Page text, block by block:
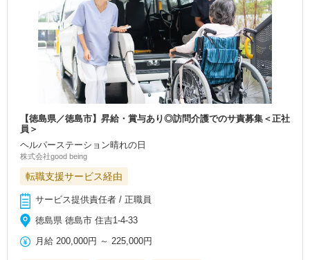
【徳島県／徳島市】昇給・賞与あり◎訪問介護でのサ責募集＜正社
員＞
ヘルパーステーション晴れの日
株式会社good being
転職支援サービス経由
サービス提供責任者 / 正職員
徳島県 徳島市 住吉1-4-33
月給 200,000円 ～225,000円